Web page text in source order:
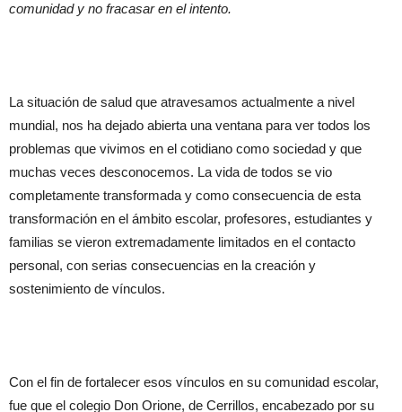
comunidad y no fracasar en el intento.
La situación de salud que atravesamos actualmente a nivel
mundial, nos ha dejado abierta una ventana para ver todos los
problemas que vivimos en el cotidiano como sociedad y que
muchas veces desconocemos. La vida de todos se vio
completamente transformada y como consecuencia de esta
transformación en el ámbito escolar, profesores, estudiantes y
familias se vieron extremadamente limitados en el contacto
personal, con serias consecuencias en la creación y
sostenimiento de vínculos.
Con el fin de fortalecer esos vínculos en su comunidad escolar,
fue que el colegio Don Orione, de Cerrillos, encabezado por su